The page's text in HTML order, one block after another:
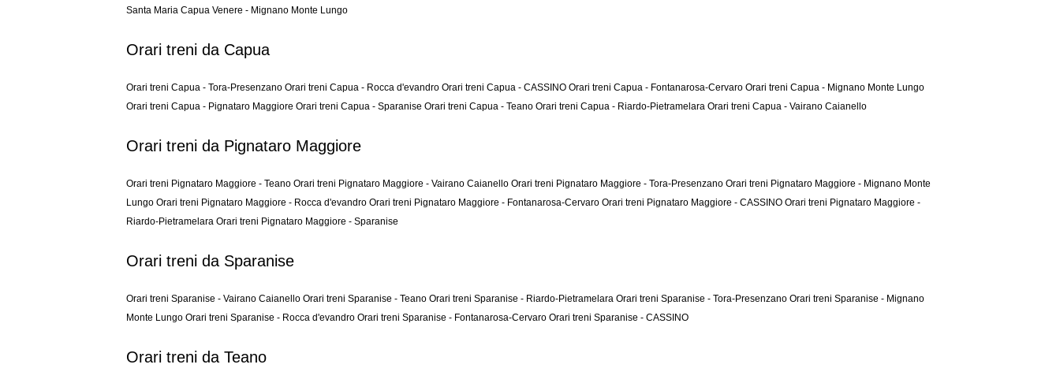
Santa Maria Capua Venere - Mignano Monte Lungo
Orari treni da Capua
Orari treni Capua - Tora-Presenzano Orari treni Capua - Rocca d'evandro Orari treni Capua - CASSINO Orari treni Capua - Fontanarosa-Cervaro Orari treni Capua - Mignano Monte Lungo
Orari treni Capua - Pignataro Maggiore Orari treni Capua - Sparanise Orari treni Capua - Teano Orari treni Capua - Riardo-Pietramelara Orari treni Capua - Vairano Caianello
Orari treni da Pignataro Maggiore
Orari treni Pignataro Maggiore - Teano Orari treni Pignataro Maggiore - Vairano Caianello Orari treni Pignataro Maggiore - Tora-Presenzano Orari treni Pignataro Maggiore - Mignano Monte
Lungo Orari treni Pignataro Maggiore - Rocca d'evandro Orari treni Pignataro Maggiore - Fontanarosa-Cervaro Orari treni Pignataro Maggiore - CASSINO Orari treni Pignataro Maggiore -
Riardo-Pietramelara Orari treni Pignataro Maggiore - Sparanise
Orari treni da Sparanise
Orari treni Sparanise - Vairano Caianello Orari treni Sparanise - Teano Orari treni Sparanise - Riardo-Pietramelara Orari treni Sparanise - Tora-Presenzano Orari treni Sparanise - Mignano
Monte Lungo Orari treni Sparanise - Rocca d'evandro Orari treni Sparanise - Fontanarosa-Cervaro Orari treni Sparanise - CASSINO
Orari treni da Teano